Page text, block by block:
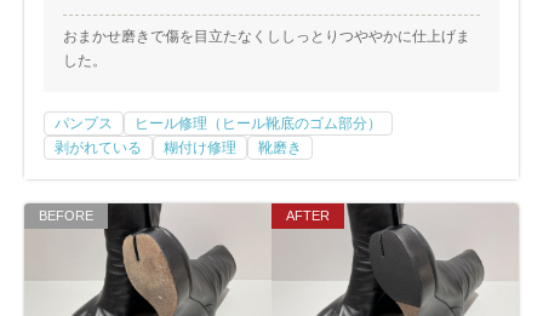
おまかせ磨きで傷を目立たなくししっとりつややかに仕上げま
した。
パンプス
ヒール修理（ヒール靴底のゴム部分）
剥がれている
糊付け修理 靴磨き